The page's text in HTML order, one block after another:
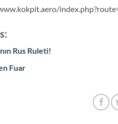
Rus Ruleti!
Fuar